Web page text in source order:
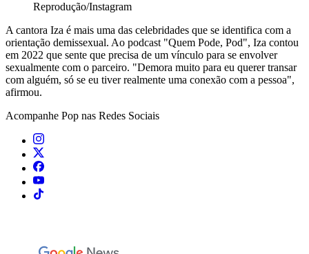
Reprodução/Instagram
A cantora Iza é mais uma das celebridades que se identifica com a
orientação demissexual. Ao podcast "Quem Pode, Pod", Iza contou
em 2022 que sente que precisa de um vínculo para se envolver
sexualmente com o parceiro. "Demora muito para eu querer transar
com alguém, só se eu tiver realmente uma conexão com a pessoa",
afirmou.
Acompanhe Pop nas Redes Sociais